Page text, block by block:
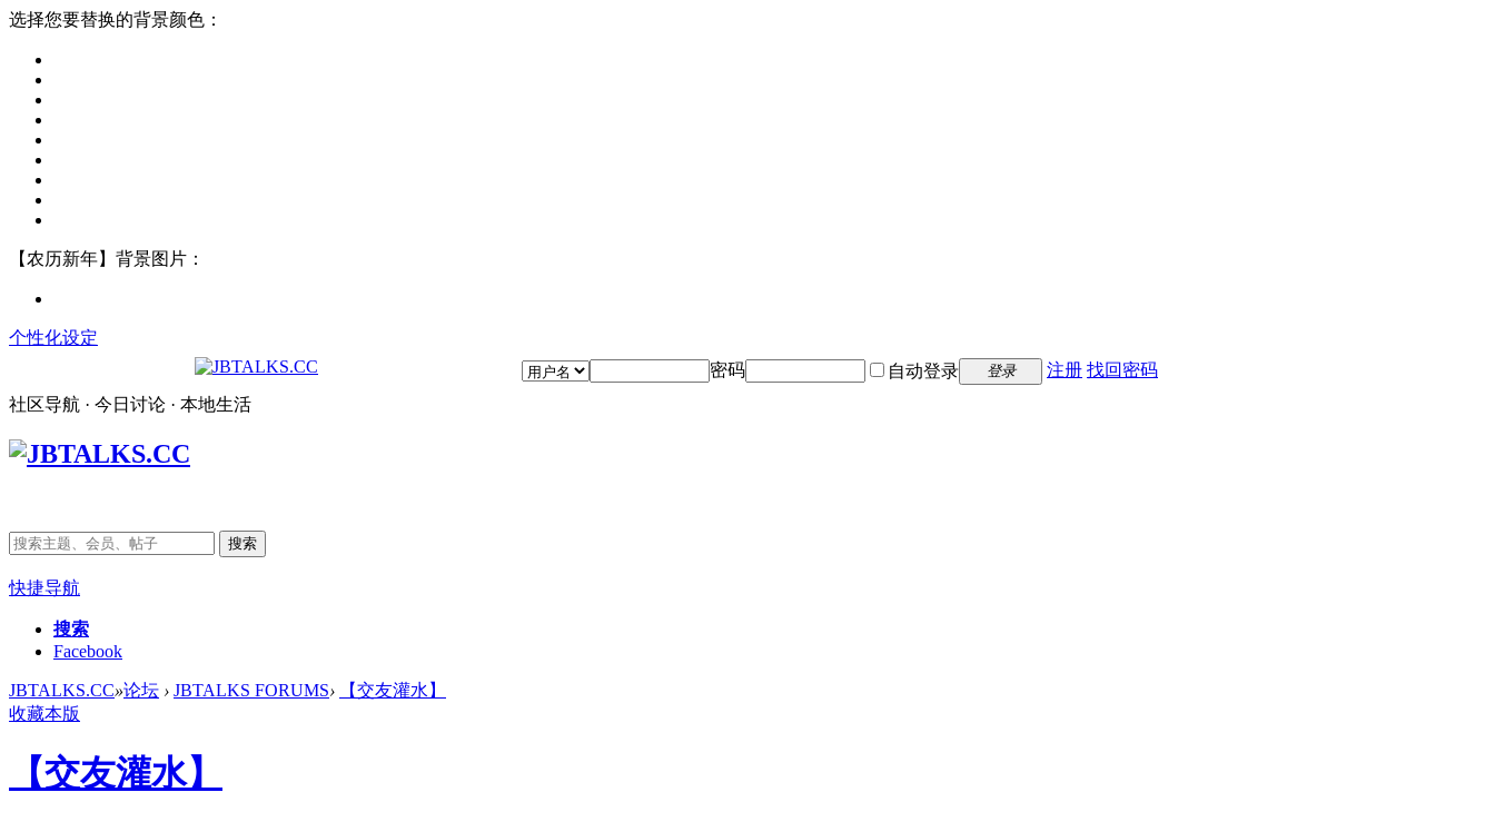
选择您要替换的背景颜色：
【农历新年】背景图片：
个性化设定
密码
自动登录 登录 注册 找回密码
社区导航 · 今日讨论 · 本地生活
搜索
快捷导航
搜索
Facebook
JBTALKS.CC»论坛 › JBTALKS FORUMS›
【交友灌水】
收藏本版
【交友灌水】